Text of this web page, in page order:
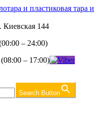
144
– 24:00)
– 17:00)
Search Button